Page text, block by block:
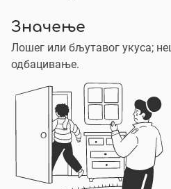
Значење
Лошег или бљутавог укуса;
одбацивање.